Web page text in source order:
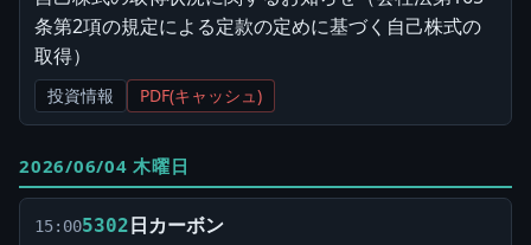
条第2項の規定による定款の定めに基づく自己株式の
取得）
投資情報 PDF(キャッシュ)
2026/06/04 木曜日
15:005302日カーボン